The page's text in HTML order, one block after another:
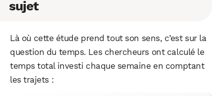
sujet
Là où cette étude prend tout son sens, c’est sur la
question du temps. Les chercheurs ont calculé le
temps total investi chaque semaine en comptant
les trajets :